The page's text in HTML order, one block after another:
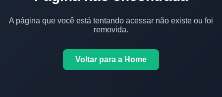
A página que você está tentando acessar não existe ou foi
removida.
Voltar para a Home